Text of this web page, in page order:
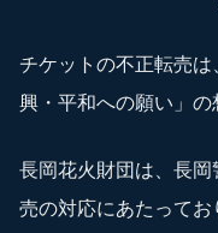
チケットの不正転売
興・平和への願い」の
長岡花火財団は、長
売の対応にあたって